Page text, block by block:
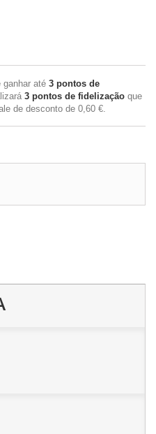
ganhar até 3 pontos de
3 pontos de fidelização que
de desconto de 0,60 €.